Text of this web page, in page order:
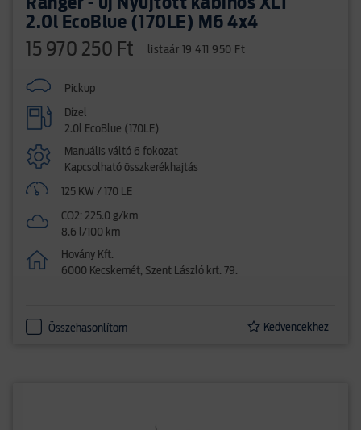
2.0l EcoBlue (170LE) M6 4x4
15 970 250 Ft listaár 19 411 950 Ft
Pickup
Dízel
2.0l EcoBlue (170LE)
Manuális váltó 6 fokozat
Kapcsolható összkerékhajtás
125 KW / 170 LE
CO2: 225.0 g/km
8.6 l/100 km
Hovány Kft.
6000 Kecskemét, Szent László krt. 79.
Összehasonlítom Kedvencekhez